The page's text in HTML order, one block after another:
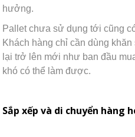
hưởng.
Pallet chưa sử dụng tới cũng
Khách hàng chỉ cần dùng
lại trở lên mới như ban đầu
khó có thể làm được.
Sắp xếp và di chuyển hàng